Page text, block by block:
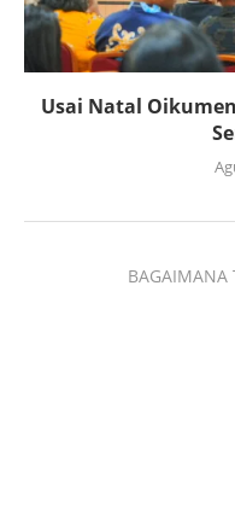
Usai Natal
BAGAIMANA